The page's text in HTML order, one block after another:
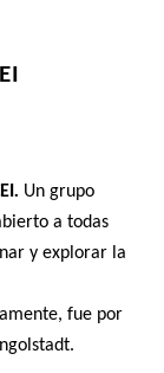
. Un grupo
a todas
y explorar la
fue por